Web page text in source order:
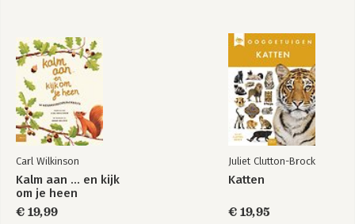
Carl Wilkinson
Kalm aan ... en kijk
om je heen
€ 19,99
Juliet Clutton-Brock
Katten
€ 19,95